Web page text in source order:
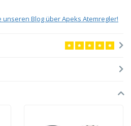
Blog über Apeks Atemregler!